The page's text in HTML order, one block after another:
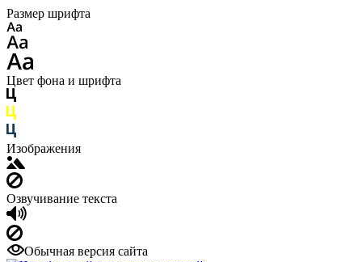
Размер шрифта
Цвет фона и шрифта
Изображения
Озвучивание текста
Обычная версия сайта